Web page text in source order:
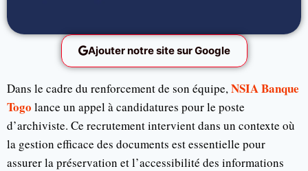
Ajouter notre site sur Google
Dans le cadre du renforcement de son équipe,NSIA Banque
Togo lance un appel à candidatures pour le poste
d’archiviste. Ce recrutement intervient dans un contexte où
la gestion efficace des documents est essentielle pour
assurer la préservation et l’accessibilité des informations